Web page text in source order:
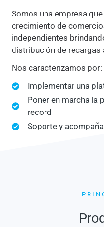
Somos una empresa
crecimiento de
independientes
distribución de recargas
Nos caracterizamos por:
Implementar una
Poner en marcha la
record
Soporte y